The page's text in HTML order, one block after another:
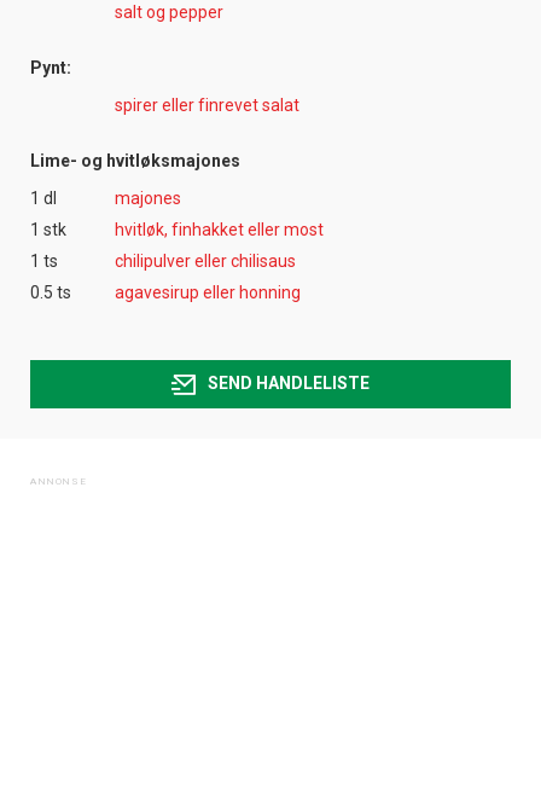
salt og pepper
Pynt:
spirer eller finrevet salat
Lime- og hvitløksmajones
1 dl
majones
1 stk
hvitløk, finhakket eller most
1 ts
chilipulver eller chilisaus
0.5 ts
agavesirup eller honning
SEND HANDLELISTE